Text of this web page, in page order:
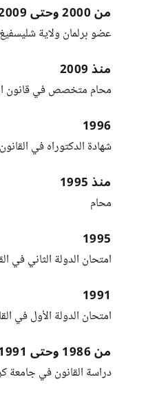
من 2000 وحتى 2009
عضو برلمان ولاية
منذ 2009
محام متخصص في قانون
1996
شهادة الدكتوراه في القانون
منذ 1995
محام
1995
امتحان الدولة الثاني في
1991
امتحان الدولة الأول في
من 1986 وحتى 1991
دراسة القانون في جامعة